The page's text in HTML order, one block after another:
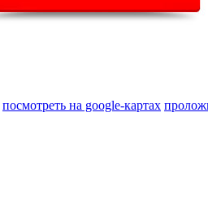
посмотреть на google-картах